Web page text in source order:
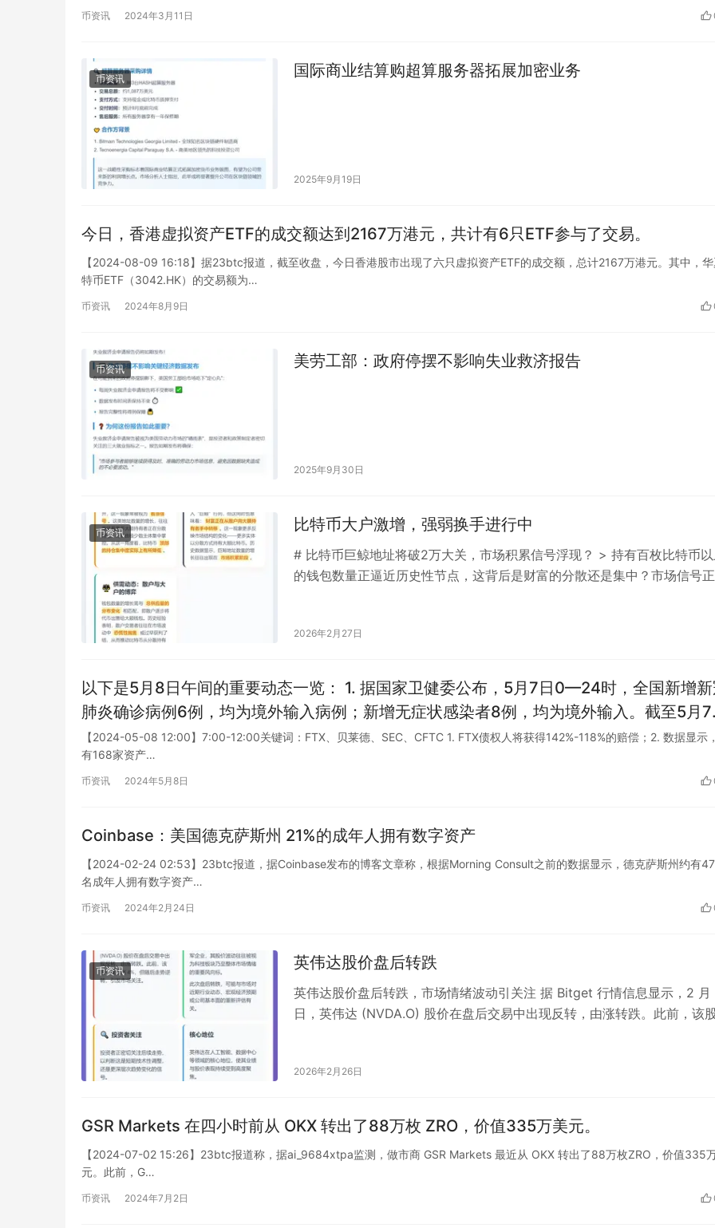
币资讯 2024年3月11日
币资讯 国际商业结算购超算服务器拓展加密业务
2025年9月19日
今日，香港虚拟资产ETF的成交额达到2167万港元，共计有6只ETF参与了交易。
【2024-08-09 16:18】据23btc报道，截至收盘，今日香港股市出现了六只虚拟资产ETF的成交额，总计2167万港元。其中，
特币ETF（3042.HK）的交易额为…
币资讯 2024年8月9日
币资讯 美劳工部：政府停摆不影响失业救济报告
2025年9月30日
币资讯 比特币大户激增，强弱换手进行中
# 比特币巨鲸地址将破2万大关，市场积累信号浮现？ > 持有百枚比特币
的钱包数量正逼近历史性节点，这背后是财富的分散还是集中？市场信号
2026年2月27日
以下是5月8日午间的重要动态一览： 1. 据国家卫健委公布，5月7日0—24时，全国新增新冠
肺炎确诊病例6例，均为境外输入病例；新增无症状感染者8例，均为境外输入。截至5月
24时，累计报告新冠肺炎确诊病例82868例，累计治愈出院病例78001例，累计死亡病例
4632例。 2. 据新加坡《联合早报》报道，周五（5月8日），中新联合应对疫情工作委员会
发布公告称，中国粮食部已批准出口50万吨大米和20万吨小麦粉，出口粮食将分别由黑龙
次出口粮食。 3. 随着国内疫情防控形势持续向好，越来越多的人重拾旅游热情。据携程数据
监测，5月8日开始，在全国范围内有9988个景区正式开放，其中恢复开放的5A级景区达
了90%以上。此外，携程方面还表示，未来一个月预计共有超过2亿人次参与旅游，以各
在地域为主。 4. 日前，印度多地遭遇超强气旋袭击，已有至少77人死亡。此次气旋影响范围
力，救灾与防疫措施工作不断交替进行。 5. 据香港文汇网报道，一艘名为“Balsa 85”的巴拿
马籍货船8日下午在香港东南约64公里海域发生倾斜，全部18名船员已获救。救援人员称
货船上没有发生漏油情况，情况相对乐观，目前正在试图将货船拖回港口进行修理。 这是本
次午间动态的概要，欢迎关注金色午报获取更多新鲜资讯。
【2024-05-08 12:00】7:00-12:00关键词：FTX、贝莱德、SEC、CFTC 1. FTX债权人将获得142%-118%的赔偿；2. 数据显示
有168家资产…
币资讯 2024年5月8日
Coinbase：美国德克萨斯州 21%的成年人拥有数字资产
【2024-02-24 02:53】23btc报道，据Coinbase发布的博客文章称，根据Morning Consult之前的数据显示，德克萨斯州约有
名成年人拥有数字资产…
币资讯 2024年2月24日
币资讯 英伟达股价盘后转跌
英伟达股价盘后转跌，市场情绪波动引关注 据 Bitget 行情信息显示，2
日，英伟达 (NVDA.O) 股价在盘后交易中出现反转，由涨转跌。此前，该
2026年2月26日
GSR Markets 在四小时前从 OKX 转出了88万枚 ZRO，价值335万美元。
【2024-07-02 15:26】23btc报道称，据ai_9684xtpa监测，做市商 GSR Markets 最近从 OKX 转出了88万枚ZRO，价值335
元。此前，G…
币资讯 2024年7月2日